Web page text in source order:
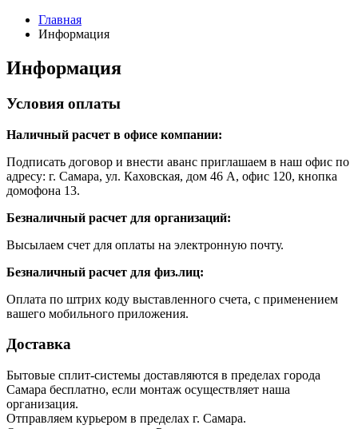
Главная
Информация
Информация
Условия оплаты
Наличный расчет в офисе компании:
Подписать договор и внести аванс приглашаем в наш офис по
адресу: г. Самара, ул. Каховская, дом 46 А, офис 120, кнопка
домофона 13.
Безналичный расчет для организаций:
Высылаем счет для оплаты на электронную почту.
Безналичный расчет для физ.лиц:
Оплата по штрих коду выставленного счета, с применением
вашего мобильного приложения.
Доставка
Бытовые сплит-системы доставляются в пределах города
Самара бесплатно, если монтаж осуществляет наша
организация.
Отправляем курьером в пределах г. Самара.